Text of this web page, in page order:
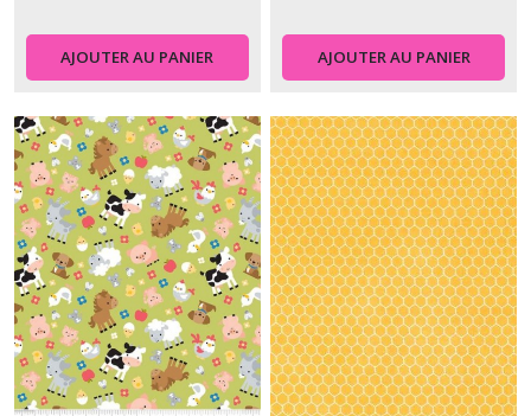
AJOUTER AU PANIER AJOUTER AU PANIER